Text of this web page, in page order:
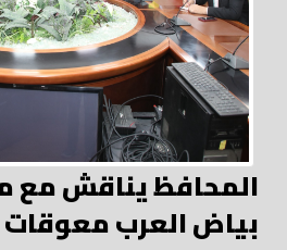
المحافظ يناقش
بياض العرب معوقات